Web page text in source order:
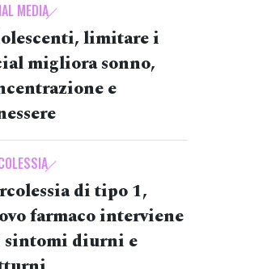
MEDIA
limitare i
migliora sonno,
e
di tipo 1,
farmaco interviene
sintomi diurni e